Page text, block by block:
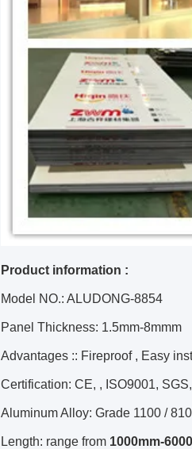
Product information :
Model NO.: ALUDONG-8854
Panel Thickness: 1.5mm-8mmm
Advantages :: Fireproof , Easy
Certification: CE, , ISO9001,
Aluminum Alloy: Grade 1100 /
Length: range from 1000mm-